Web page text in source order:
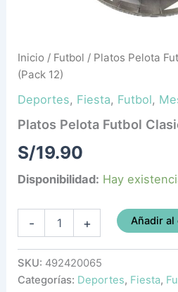
Inicio / Futbol / Platos Pelota
(Pack 12)
Deportes, Fiesta, Futbol,
Platos Pelota Futbol
S/19.90
Disponibilidad: Hay
- + Añadir al
SKU: 492420065
Categorías: Deportes, Fiesta,